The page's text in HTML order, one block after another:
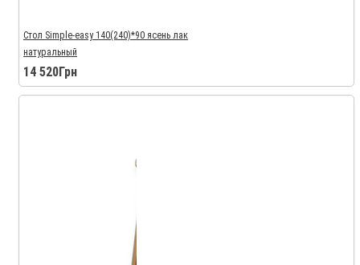
Стол Simple-easy 140(240)*90 ясень лак
натуральный
14 520Грн